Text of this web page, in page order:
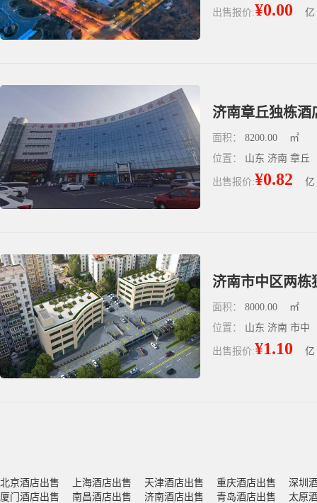
出售报价:¥0.00 亿
济南章丘独栋酒
面积： 8200.00
㎡
位置： 山东 济南 章丘
出售报价:¥0.82 亿
济南市中区两栋
面积： 8000.00
㎡
位置： 山东 济南 市中
出售报价:¥1.10 亿
北京酒店出售 上海酒店出售 天津酒店出售 重庆酒店出售
深圳
厦门酒店出售
南昌酒店出售 济南酒店出售 青岛酒店出售
太原